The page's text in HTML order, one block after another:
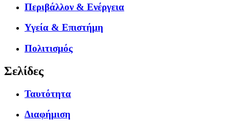
Περιβάλλον & Ενέργεια
Υγεία & Επιστήμη
Πολιτισμός
Σελίδες
Ταυτότητα
Διαφήμιση